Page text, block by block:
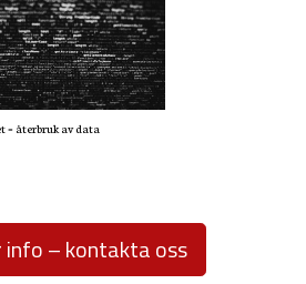
= återbruk av data
info – kontakta oss